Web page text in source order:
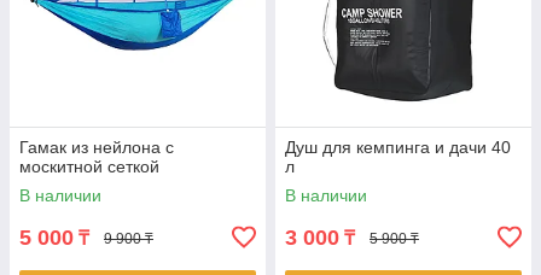
Гамак из нейлона с
москитной сеткой
В наличии
5 000 ₸ 9 900 ₸
Душ для кемпинга и дачи 40
л
В наличии
3 000 ₸ 5 900 ₸